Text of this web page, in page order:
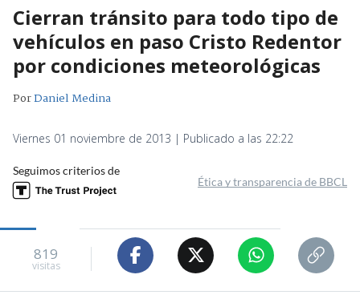
Cierran tránsito para todo tipo de
vehículos en paso Cristo Redentor
por condiciones meteorológicas
PorDaniel Medina
Viernes 01 noviembre de 2013 | Publicado a las 22:22
Seguimos criterios de
Ética y transparencia de BBCL
819
visitas